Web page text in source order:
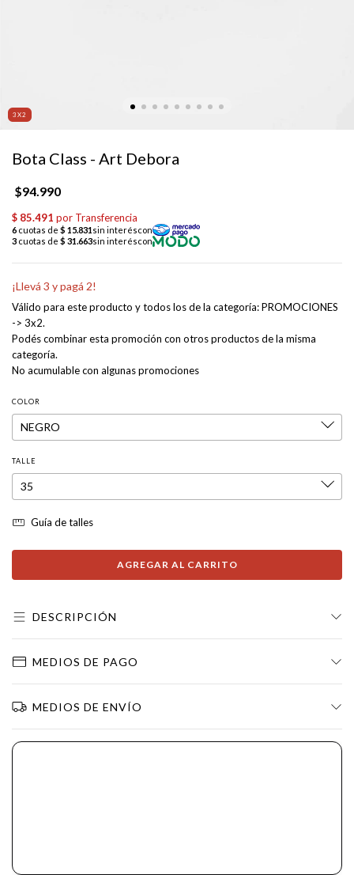
3X2
Bota Class - Art Debora
$94.990
¡Llevá 3 y pagá 2!
Válido para este producto y todos los de la categoría: PROMOCIONES
-> 3x2.
Podés combinar esta promoción con otros productos de la misma
categoría.
No acumulable con algunas promociones
COLOR
TALLE
Guía de talles
DESCRIPCIÓN
MEDIOS DE PAGO
MEDIOS DE ENVÍO